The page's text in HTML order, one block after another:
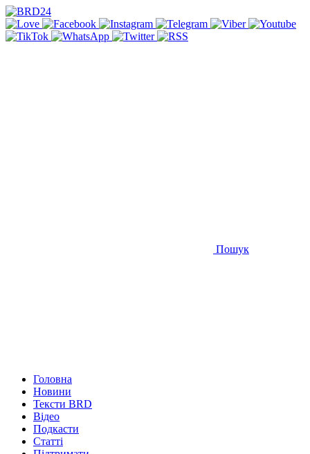
Пошук
Головна
Новини
Тексти BRD
Відео
Подкасти
Статті